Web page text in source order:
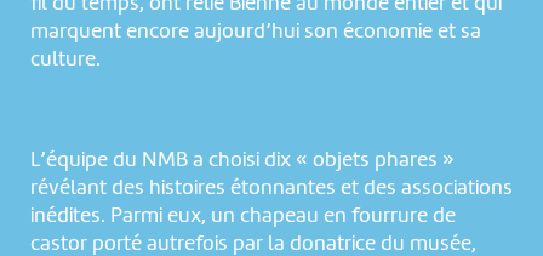
marquent encore aujourd’hui son économie et sa
culture.
L’équipe du NMB a choisi dix « objets phares »
révélant des histoires étonnantes et des associations
inédites. Parmi eux, un chapeau en fourrure de
castor porté autrefois par la donatrice du musée,